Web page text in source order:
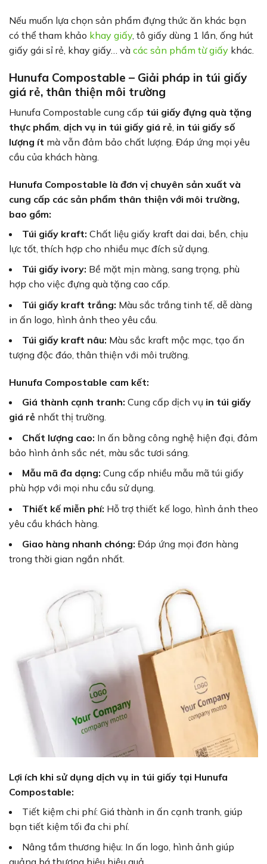
Nếu muốn lựa chọn sản phẩm đựng thức ăn khác bạn
có thể tham khảo khay giấy, tô giấy dùng 1 lần, ống hút
giấy gái sỉ rẻ, khay giấy… và các sản phẩm từ giấy khác.
Hunufa Compostable – Giải pháp in túi giấy
giá rẻ, thân thiện môi trường
Hunufa Compostable cung cấp túi giấy đựng quà tặng
thực phẩm dịch vụ in túi giấy giá rẻ in túi giấy số
lượng ít mà vẫn đảm bảo chất lượng. Đáp ứng mọi yêu
cầu của khách hàng.
Hunufa Compostable là đơn vị chuyên sản xuất và
cung cấp các sản phẩm thân thiện với môi trường,
bao gồm:
Túi giấy kraft: Chất liệu giấy kraft dai dai, bền, chịu
lực tốt, thích hợp cho nhiều mục đích sử dụng.
Túi giấy ivory: Bề mặt mịn màng, sang trọng, phù
hợp cho việc đựng quà tặng cao cấp.
Túi giấy kraft trắng: Màu sắc trắng tinh tế, dễ dàng
in ấn logo, hình ảnh theo yêu cầu.
Túi giấy kraft nâu: Màu sắc kraft mộc mạc, tạo ấn
tượng độc đáo, thân thiện với môi trường.
Hunufa Compostable cam kết:
Giá thành cạnh tranh: Cung cấp dịch vụ in túi giấy
giá rẻ nhất thị trường.
Chất lượng cao: In ấn bằng công nghệ hiện đại, đảm
bảo hình ảnh sắc nét, màu sắc tươi sáng.
Mẫu mã đa dạng: Cung cấp nhiều mẫu mã túi giấy
phù hợp với mọi nhu cầu sử dụng.
Thiết kế miễn phí: Hỗ trợ thiết kế logo, hình ảnh theo
yêu cầu khách hàng.
Giao hàng nhanh chóng: Đáp ứng mọi đơn hàng
trong thời gian ngắn nhất.
Lợi ích khi sử dụng dịch vụ in túi giấy tại Hunufa
Compostable:
Tiết kiệm chi phí: Giá thành in ấn cạnh tranh, giúp
bạn tiết kiệm tối đa chi phí.
Nâng tầm thương hiệu: In ấn logo, hình ảnh giúp